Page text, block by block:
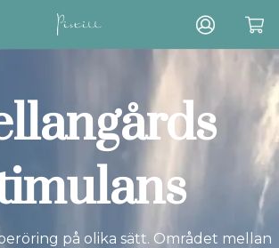
på olika sätt. Området mellan